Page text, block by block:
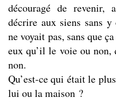
découragé de revenir,
décrire aux siens sans
ne voyait pas, sans que
eux qu’il le voie ou
non.
Qu’est-ce qui était le
lui ou la maison ?